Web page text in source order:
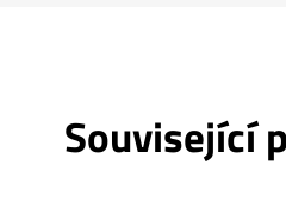
Související